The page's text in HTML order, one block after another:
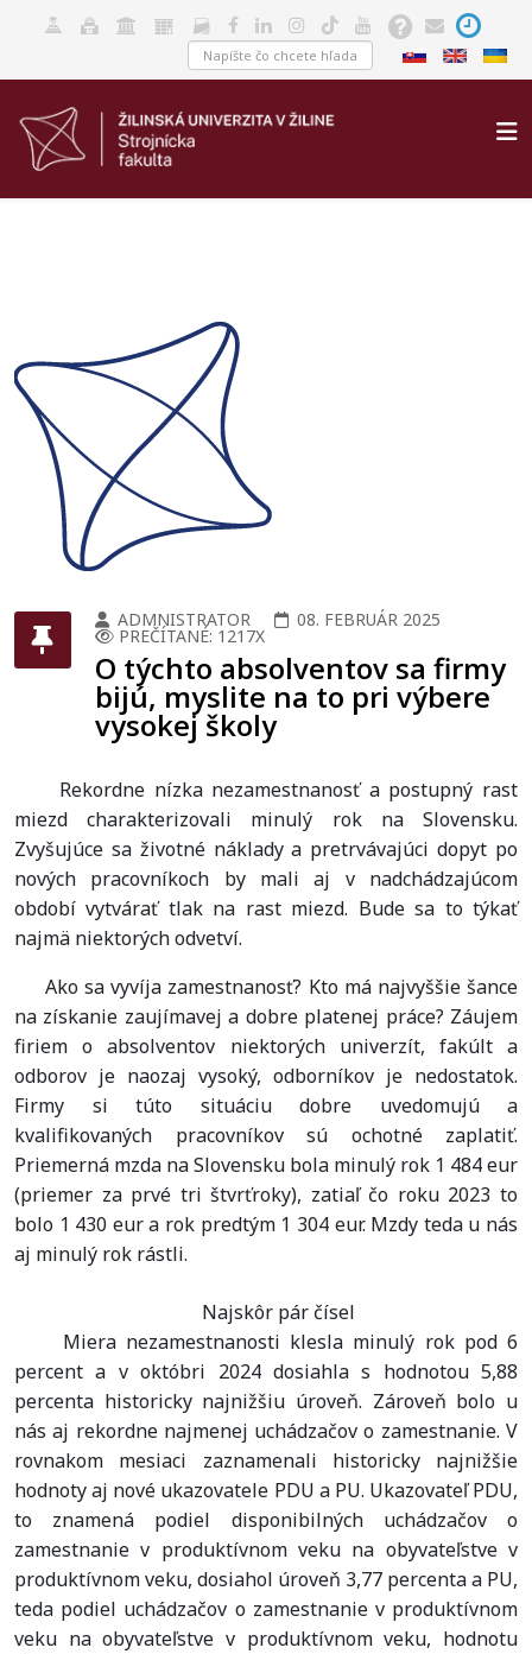
ADMNISTRATOR 08. FEBRUÁR 2025
PREČÍTANÉ: 1217X
O týchto absolventov sa firmy
bijú, myslite na to pri výbere
vysokej školy
Rekordne nízka nezamestnanosť a postupný rast
miezd charakterizovali minulý rok na Slovensku.
Zvyšujúce sa životné náklady a pretrvávajúci dopyt po
nových pracovníkoch by mali aj v nadchádzajúcom
období vytvárať tlak na rast miezd. Bude sa to týkať
najmä niektorých odvetví.
Ako sa vyvíja zamestnanosť? Kto má najvyššie šance
na získanie zaujímavej a dobre platenej práce? Záujem
firiem o absolventov niektorých univerzít, fakúlt a
odborov je naozaj vysoký, odborníkov je nedostatok.
Firmy si túto situáciu dobre uvedomujú a
kvalifikovaných pracovníkov sú ochotné zaplatiť.
Priemerná mzda na Slovensku bola minulý rok 1 484 eur
(priemer za prvé tri štvrťroky), zatiaľ čo roku 2023 to
bolo 1 430 eur a rok predtým 1 304 eur. Mzdy teda u nás
aj minulý rok rástli.
Najskôr pár čísel
Miera nezamestnanosti klesla minulý rok pod 6
percent a v októbri 2024 dosiahla s hodnotou 5,88
percenta historicky najnižšiu úroveň. Zároveň bolo u
nás aj rekordne najmenej uchádzačov o zamestnanie. V
rovnakom mesiaci zaznamenali historicky najnižšie
hodnoty aj nové ukazovatele PDU a PU. Ukazovateľ PDU,
to znamená podiel disponibilných uchádzačov o
zamestnanie v produktívnom veku na obyvateľstve v
produktívnom veku, dosiahol úroveň 3,77 percenta a PU,
teda podiel uchádzačov o zamestnanie v produktívnom
veku na obyvateľstve v produktívnom veku, hodnotu